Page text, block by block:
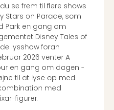
se frem til flere shows
Stars on Parade, som
Park en gang om
Disney Tales of
lysshow foran
2026 venter A
en gang om dagen -
til at lyse op med
med
figurer.